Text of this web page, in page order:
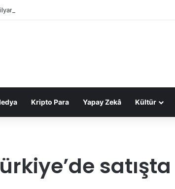
dolarlık anlaşmayla Suudi Arabistan’ın oldu
Kripto Para Yapay Zekâ Kültür
satışta